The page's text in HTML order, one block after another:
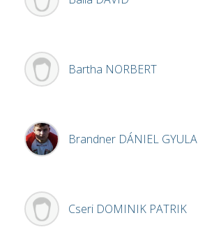
Bartha NORBERT
Brandner DÁNIEL GYULA
Cseri DOMINIK PATRIK